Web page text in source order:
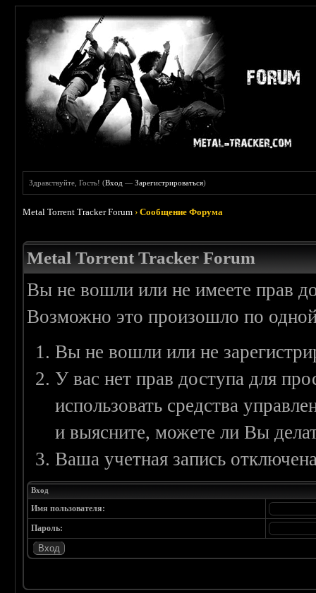
Здравствуйте, Гость! (Вход —Зарегистрироваться)
Metal Torrent Tracker Forum ›Сообщение Форума
Metal Torrent Tracker Forum
Вы не вошли или не имеете прав
Возможно это произошло по
Вы не вошли или не
У вас нет прав доступа для
использовать средства
и выясните, можете ли Вы
Ваша учетная запись
Вход
Имя пользователя:
Пароль: